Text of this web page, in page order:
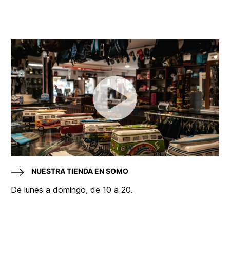
NUESTRA TIENDA EN SOMO
De lunes a domingo, de 10 a 20.